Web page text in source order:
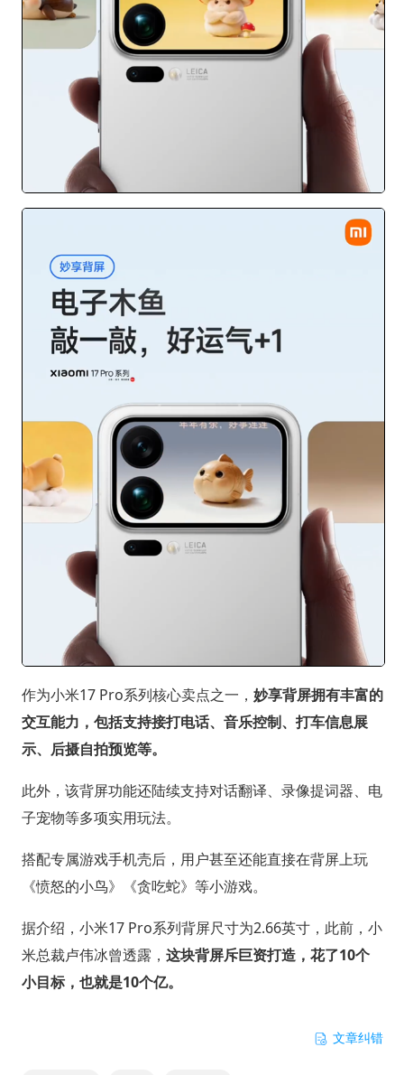
作为小米17 Pro系列核心卖点之一， 妙享背屏拥有丰富的
交互能力，包括支持接打电话、音乐控制、打车信息展
示、后摄自拍预览等。
此外，该背屏功能还陆续支持对话翻译、录像提词器、电
子宠物等多项实用玩法。
搭配专属游戏手机壳后，用户甚至还能直接在背屏上玩
《愤怒的小鸟》《贪吃蛇》等小游戏。
据介绍，小米17 Pro系列背屏尺寸为2.66英寸，此前，小
米总裁卢伟冰曾透露， 这块背屏斥巨资打造，花了10个
小目标，也就是10个亿。
文章纠错